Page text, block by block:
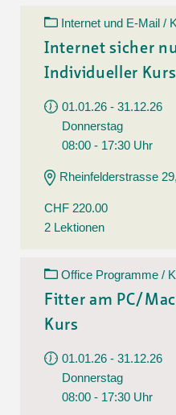
Internet und E-Mail /
Internet sicher
Individueller Kurs
01.01.26 - 31.12.26
Donnerstag
08:00 - 17:30 Uhr
Rheinfelderstrasse
CHF 220.00
2 Lektionen
Office Programme /
Fitter am PC/
Kurs
01.01.26 - 31.12.26
Donnerstag
08:00 - 17:30 Uhr